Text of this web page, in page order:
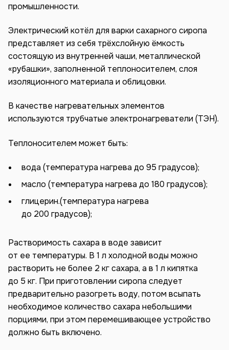
промышленности.
Электрический котёл для варки сахарного сиропа
представляет из себя трёхслойную ёмкость
состоящую из внутренней чаши, металлической
«рубашки», заполненной теплоносителем, слоя
изоляционного материала и облицовки.
В качестве нагревательных элементов
используются трубчатые электронагреватели (ТЭН).
Теплоносителем может быть:
вода (температура нагрева до 95 градусов);
масло (температура нагрева до 180 градусов);
глицерин.(температура нагрева
до 200 градусов);
Растворимость сахара в воде зависит
от ее температуры. В 1 л холодной воды можно
растворить не более 2 кг сахара, а в 1 л кипятка
до 5 кг. При приготовлении сиропа следует
предварительно разогреть воду, потом всыпать
необходимое количество сахара небольшими
порциями, при этом перемешивающее устройство
должно быть включено.